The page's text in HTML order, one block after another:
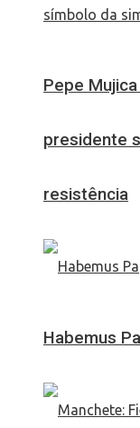
Pepe
presidente
resistência
Habemus